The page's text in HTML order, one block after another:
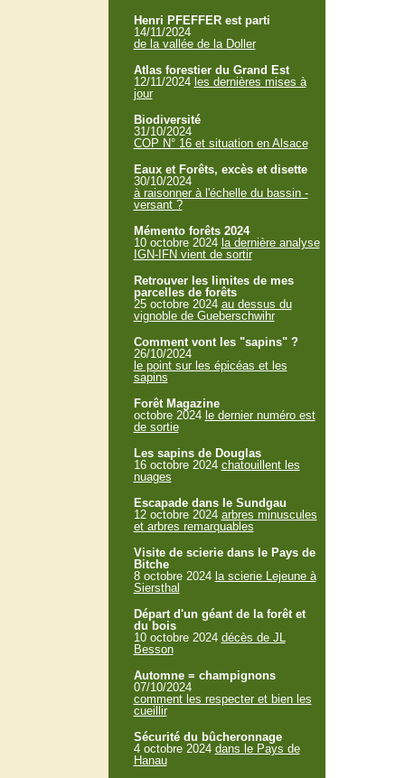
Henri PFEFFER est parti
14/11/2024
de la vallée de la Doller
Atlas forestier du Grand Est
12/11/2024 les dernières mises à
jour
Biodiversité
31/10/2024
COP N° 16 et situation en Alsace
Eaux et Forêts, excès et disette
30/10/2024
à raisonner à l'échelle du bassin -
versant ?
Mémento forêts 2024
10 octobre 2024 la dernière analyse
IGN-IFN vient de sortir
Retrouver les limites de mes
parcelles de forêts
25 octobre 2024 au dessus du
vignoble de Gueberschwihr
Comment vont les "sapins" ?
26/10/2024
le point sur les épicéas et les
sapins
Forêt Magazine
octobre 2024 le dernier numéro est
de sortie
Les sapins de Douglas
16 octobre 2024 chatouillent les
nuages
Escapade dans le Sundgau
12 octobre 2024 arbres minuscules
et arbres remarquables
Visite de scierie dans le Pays de
Bitche
8 octobre 2024 la scierie Lejeune à
Siersthal
Départ d'un géant de la forêt et
du bois
10 octobre 2024 décès de JL
Besson
Automne = champignons
07/10/2024
comment les respecter et bien les
cueillir
Sécurité du bûcheronnage
4 octobre 2024 dans le Pays de
Hanau